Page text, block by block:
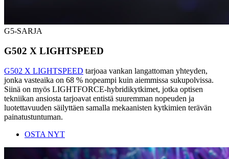
G5-SARJA
G502 X LIGHTSPEED
G502 X LIGHTSPEED tarjoaa vankan langattoman yhteyden,
jonka vasteaika on 68 % nopeampi kuin aiemmissa sukupolvissa.
Siinä on myös LIGHTFORCE-hybridikytkimet, jotka optisen
tekniikan ansiosta tarjoavat entistä suuremman nopeuden ja
luotettavuuden säilyttäen samalla mekaanisten kytkimien terävän
painatustuntuman.
OSTA NYT